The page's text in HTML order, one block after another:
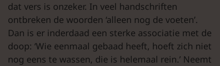
dat vers is onzeker. In veel handschriften
ontbreken de woorden ‘alleen nog de voeten’.
Dan is er inderdaad een sterke associatie met de
doop: ‘Wie eenmaal gebaad heeft, hoeft zich niet
nog eens te wassen, die is helemaal rein.’ Neemt